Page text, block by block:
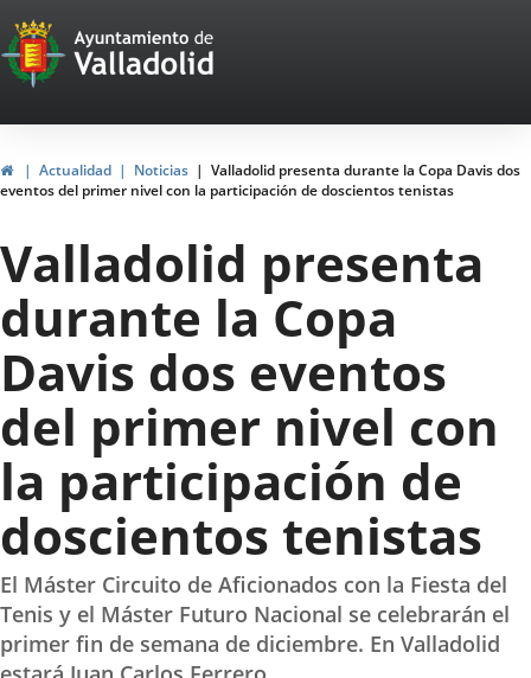
Portal
Web
del
Ayuntamiento
de
Valladolid
HomeActualidad Noticias
Valladolid presenta durante la Copa Davis dos
eventos del primer nivel con la participación de doscientos tenistas
Valladolid presenta
durante la Copa
Davis dos eventos
del primer nivel con
la participación de
doscientos tenistas
El Máster Circuito de Aficionados con la Fiesta del
Tenis y el Máster Futuro Nacional se celebrarán el
primer fin de semana de diciembre. En Valladolid